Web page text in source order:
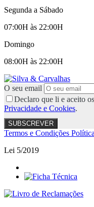
Segunda a Sábado
07:00H às 22:00H
Domingo
08:00H às 22:00H
O seu email
Declaro que li e aceito os
Privacidade e Cookies.
Termos e Condições
Lei 5/2019